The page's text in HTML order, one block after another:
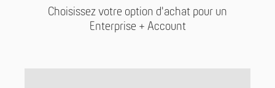
Choisissez votre option d'achat pour un
Enterprise + Account